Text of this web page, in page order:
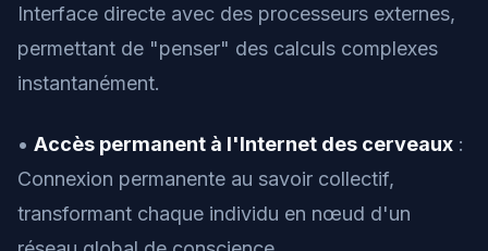
Interface directe avec des processeurs externes,
permettant de "penser" des calculs complexes
instantanément.
• Accès permanent à l'Internet des cerveaux :
Connexion permanente au savoir collectif,
transformant chaque individu en nœud d'un